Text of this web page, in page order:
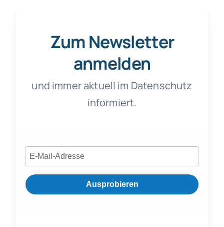
Zum Newsletter
anmelden
und immer aktuell im Datenschutz
informiert.
Ausprobieren